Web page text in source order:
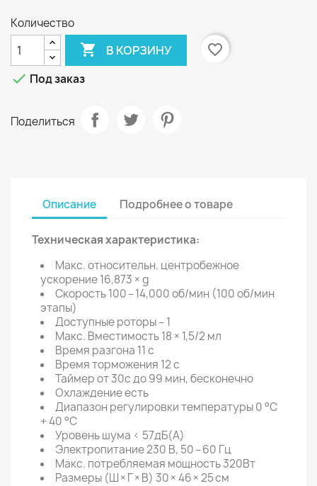
Количество
 В КОРЗИНУ
favorite_border
 Под заказ
Поделиться
Описание Подробнее о товаре
Техническая характеристика:
Макс. относительн. центробежное
ускорение 16,873 × g
Скорость 100 – 14,000 об/мин (100 об/мин
этапы)
Доступные роторы – 1
Макс. Вместимость 18 × 1,5/2 мл
Время разгона 11 с
Время торможения 12 с
Таймер от 30с до 99 мин, бесконечно
Охлаждение есть
Диапазон регулировки температуры 0 °C
+ 40 °C
Уровень шума < 57дБ(A)
Электропитание 230 В, 50 – 60 Гц
Макс. потребляемая мощность 320Вт
Размеры (Ш × Г × В) 30 × 46 × 25 см